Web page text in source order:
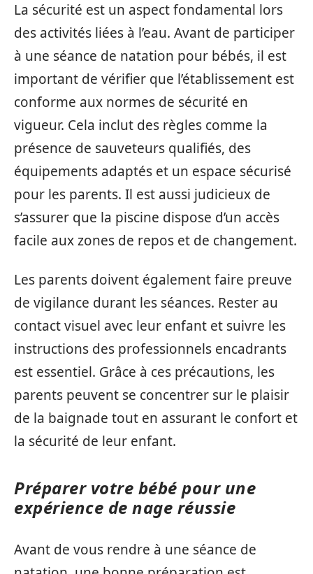
La sécurité est un aspect fondamental lors
des activités liées à l’eau. Avant de participer
à une séance de natation pour bébés, il est
important de vérifier que l’établissement est
conforme aux normes de sécurité en
vigueur. Cela inclut des règles comme la
présence de sauveteurs qualifiés, des
équipements adaptés et un espace sécurisé
pour les parents. Il est aussi judicieux de
s’assurer que la piscine dispose d’un accès
facile aux zones de repos et de changement.
Les parents doivent également faire preuve
de vigilance durant les séances. Rester au
contact visuel avec leur enfant et suivre les
instructions des professionnels encadrants
est essentiel. Grâce à ces précautions, les
parents peuvent se concentrer sur le plaisir
de la baignade tout en assurant le confort et
la sécurité de leur enfant.
Préparer votre bébé pour une
expérience de nage réussie
Avant de vous rendre à une séance de